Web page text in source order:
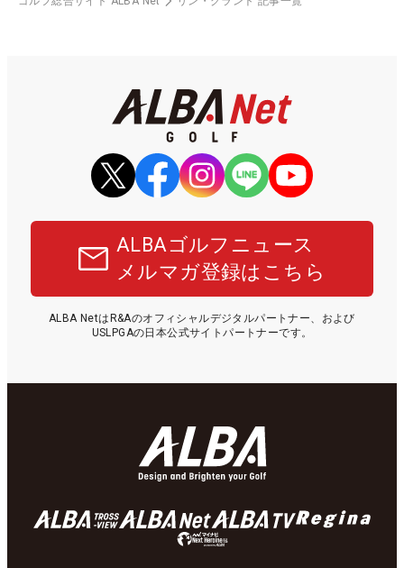
ALBAゴルフニュース
メルマガ登録はこちら
ALBA NetはR&Aのオフィシャルデジタルパートナー、および
USLPGAの日本公式サイトパートナーです。